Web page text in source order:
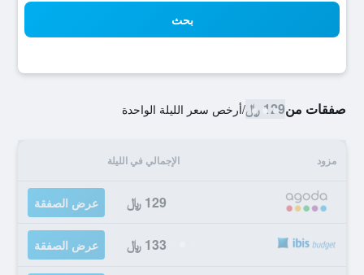
بحث
صفقات من129 ﷼ /أرخص سعر الليلة الواحدة
مزود الإجمالي في الليلة
129 ﷼ عرض الصفقة
133 ﷼ عرض الصفقة